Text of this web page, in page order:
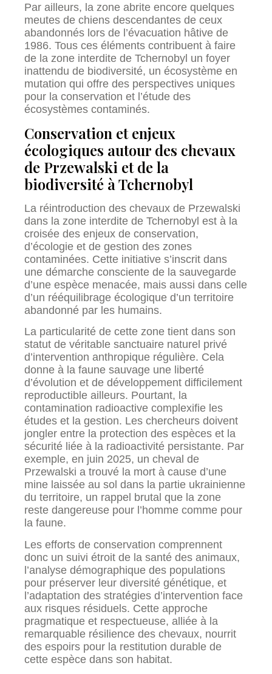
Par ailleurs, la zone abrite encore quelques
meutes de chiens descendantes de ceux
abandonnés lors de l’évacuation hâtive de
1986. Tous ces éléments contribuent à faire
de la zone interdite de Tchernobyl un foyer
inattendu de biodiversité, un écosystème en
mutation qui offre des perspectives uniques
pour la conservation et l’étude des
écosystèmes contaminés.
Conservation et enjeux
écologiques autour des chevaux
de Przewalski et de la
biodiversité à Tchernobyl
La réintroduction des chevaux de Przewalski
dans la zone interdite de Tchernobyl est à la
croisée des enjeux de conservation,
d’écologie et de gestion des zones
contaminées. Cette initiative s’inscrit dans
une démarche consciente de la sauvegarde
d’une espèce menacée, mais aussi dans celle
d’un rééquilibrage écologique d’un territoire
abandonné par les humains.
La particularité de cette zone tient dans son
statut de véritable sanctuaire naturel privé
d’intervention anthropique régulière. Cela
donne à la faune sauvage une liberté
d’évolution et de développement difficilement
reproductible ailleurs. Pourtant, la
contamination radioactive complexifie les
études et la gestion. Les chercheurs doivent
jongler entre la protection des espèces et la
sécurité liée à la radioactivité persistante. Par
exemple, en juin 2025, un cheval de
Przewalski a trouvé la mort à cause d’une
mine laissée au sol dans la partie ukrainienne
du territoire, un rappel brutal que la zone
reste dangereuse pour l’homme comme pour
la faune.
Les efforts de conservation comprennent
donc un suivi étroit de la santé des animaux,
l’analyse démographique des populations
pour préserver leur diversité génétique, et
l’adaptation des stratégies d’intervention face
aux risques résiduels. Cette approche
pragmatique et respectueuse, alliée à la
remarquable résilience des chevaux, nourrit
des espoirs pour la restitution durable de
cette espèce dans son habitat.